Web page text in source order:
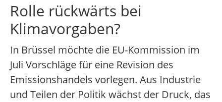
Rolle rückwärts bei
Klimavorgaben?
In Brüssel möchte die EU-Kommission im
Juli Vorschläge für eine Revision des
Emissionshandels vorlegen. Aus Industrie
und Teilen der Politik wächst der Druck, das